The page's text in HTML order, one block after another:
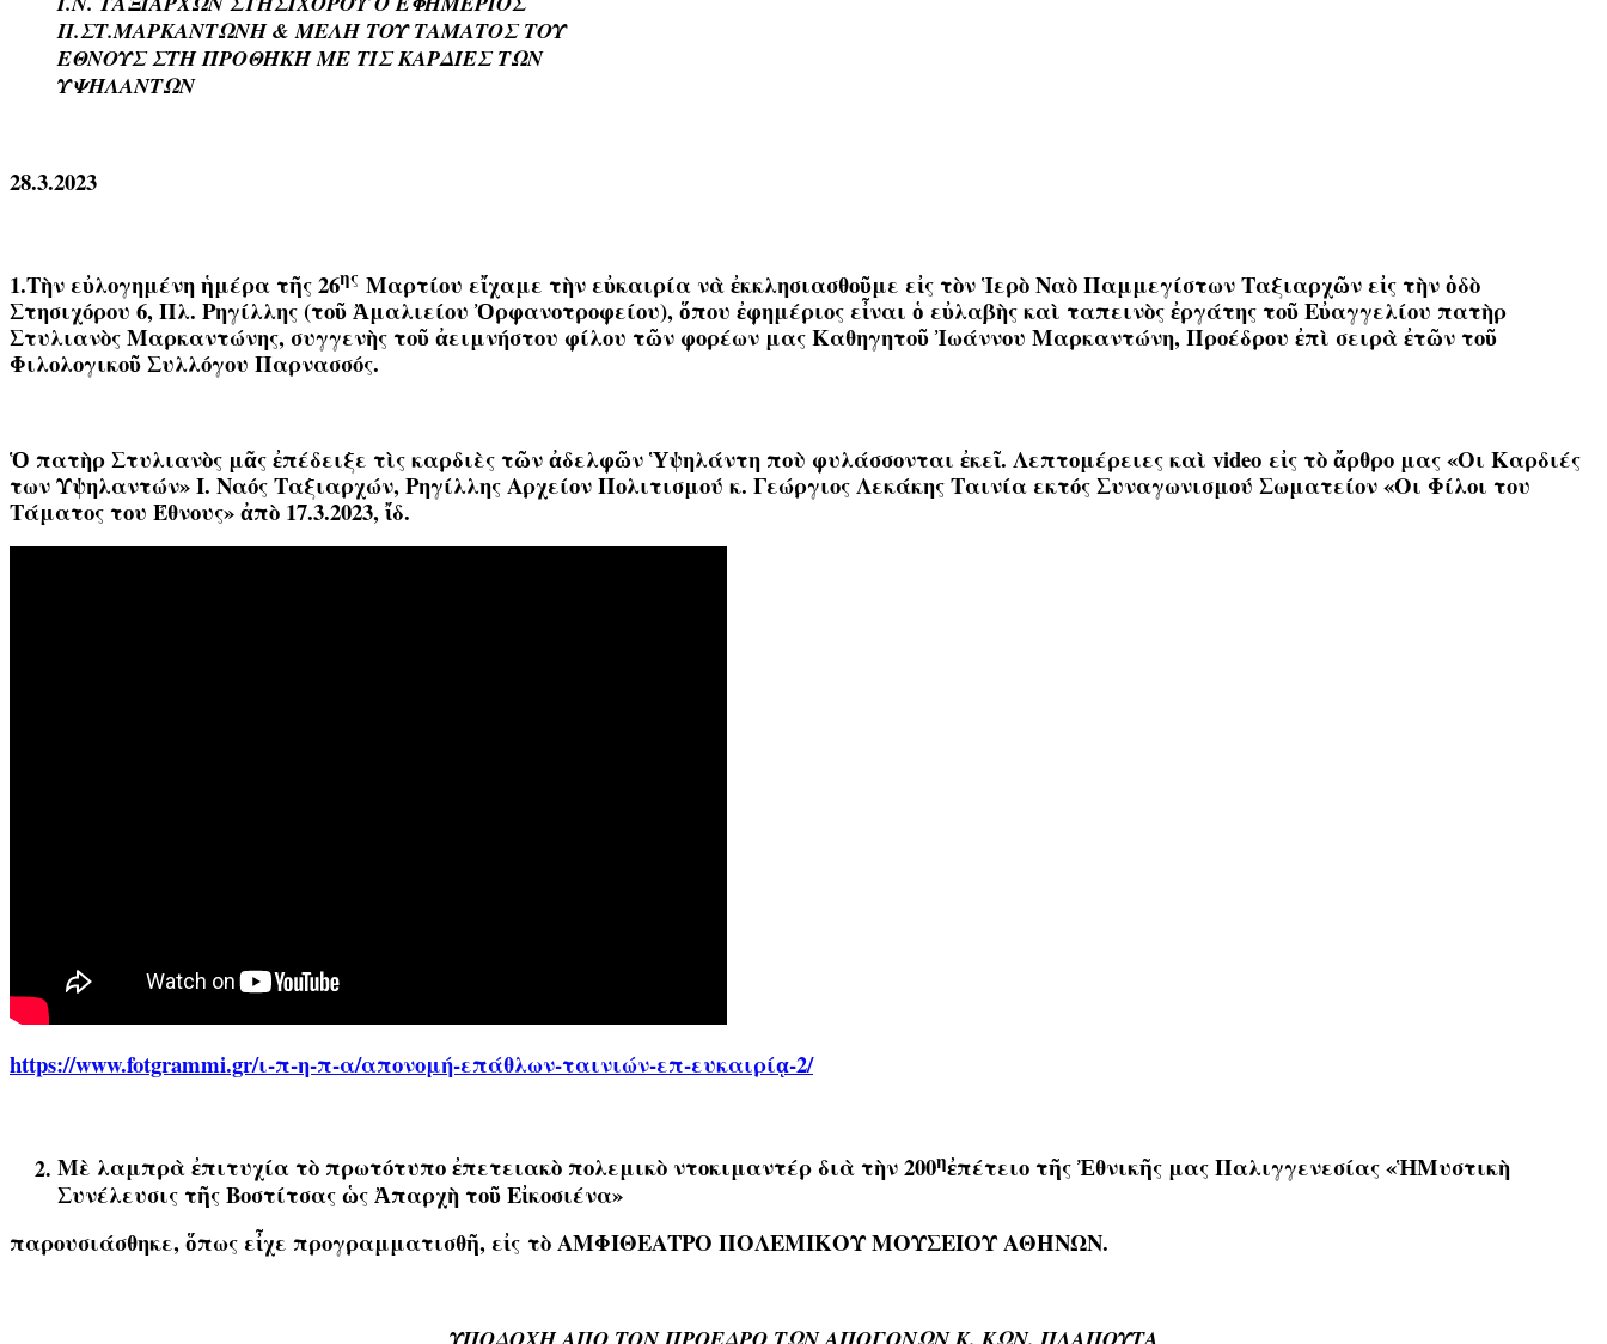
Π.ΣΤ.ΜΑΡΚΑΝΤΩΝΗ & ΜΕΛΗ ΤΟΥ ΤΑΜΑΤΟΣ ΤΟΥ
ΕΘΝΟΥΣ ΣΤΗ ΠΡΟΘΗΚΗ ΜΕ ΤΙΣ ΚΑΡΔΙΕΣ ΤΩΝ
ΥΨΗΛΑΝΤΩΝ
28.3.2023
1.Τὴν εὐλογημένη ἡμέρα τῆς 26ης Μαρτίου εἴχαμε τὴν εὐκαιρία νὰ ἐκκλησιασθοῦμε εἰς τὸν Ἱερὸ Ναὸ Παμμεγίστων Ταξιαρχῶν εἰς τὴν ὁδὸ
Στησιχόρου 6, Πλ. Ρηγίλλης (τοῦ Ἀμαλιείου Ὀρφανοτροφείου), ὅπου ἐφημέριος εἶναι ὁ εὐλαβὴς καὶ ταπεινὸς ἐργάτης τοῦ Εὐαγγελίου πατὴρ
Στυλιανὸς Μαρκαντώνης, συγγενὴς τοῦ ἀειμνήστου φίλου τῶν φορέων μας Καθηγητοῦ Ἰωάννου Μαρκαντώνη, Προέδρου ἐπὶ σειρὰ ἐτῶν τοῦ
Φιλολογικοῦ Συλλόγου Παρνασσός.
Ὁ πατὴρ Στυλιανὸς μᾶς ἐπέδειξε τὶς καρδιὲς τῶν ἀδελφῶν Ὑψηλάντη ποὺ φυλάσσονται ἐκεῖ. Λεπτομέρειες καὶ video εἰς τὸ ἄρθρο μας«Οι Καρδιές
των Υψηλαντών» Ι. Ναός Ταξιαρχών, Ρηγίλλης Αρχείον Πολιτισμού κ. Γεώργιος Λεκάκης Ταινία εκτός Συναγωνισμού Σωματείον «Οι Φίλοι του
Τάματος του Έθνους» ἀπὸ 17.3.2023, ἴδ.
https://www.fotgrammi.gr/ι-π-η-π-α/απονομή-επάθλων-ταινιών-επ-ευκαιρίᾳ-2/
Μὲ λαμπρὰ ἐπιτυχία τὸ πρωτότυπο ἐπετειακὸ πολεμικὸ ντοκιμαντέρ διὰ τὴν 200ηἐπέτειο τῆς Ἐθνικῆς μας Παλιγγενεσίας «ἩΜυστικὴ
Συνέλευσις τῆς Βοστίτσας ὡς Ἀπαρχὴ τοῦ Εἰκοσιένα»
παρουσιάσθηκε, ὅπως εἶχε προγραμματισθῆ, εἰς τὸ ΑΜΦΙΘΕΑΤΡΟ ΠΟΛΕΜΙΚΟΥ ΜΟΥΣΕΙΟΥ ΑΘΗΝΩΝ.
ΥΠΟΔΟΧΗ ΑΠΟ ΤΟΝ ΠΡΟΕΔΡΟ ΤΩΝ ΑΠΟΓΟΝΩΝ Κ. ΚΩΝ. ΠΛΑΠΟΥΤΑ